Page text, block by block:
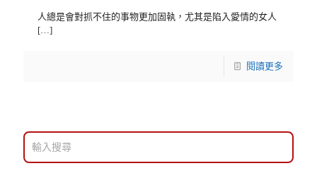
人總是會對抓不住的事物更加固執，尤其是陷入愛情的女人
[…]
閱讀更多